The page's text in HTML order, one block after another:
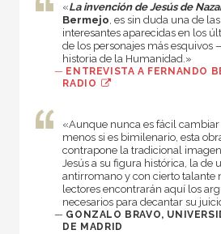
«La invención de Jesús de
Bermejo, es sin duda una de
interesantes aparecidas en los
de los personajes más
historia de la Humanidad.»
— ENTREVISTA A FERNANDO
RADIO
«Aunque nunca es fácil
menos si es bimilenario, esta
contrapone la tradicional
Jesús a su figura histórica, la de
antirromano y con cierto talante
lectores encontrarán aquí los
necesarios para decantar su
— GONZALO BRAVO,
DE MADRID